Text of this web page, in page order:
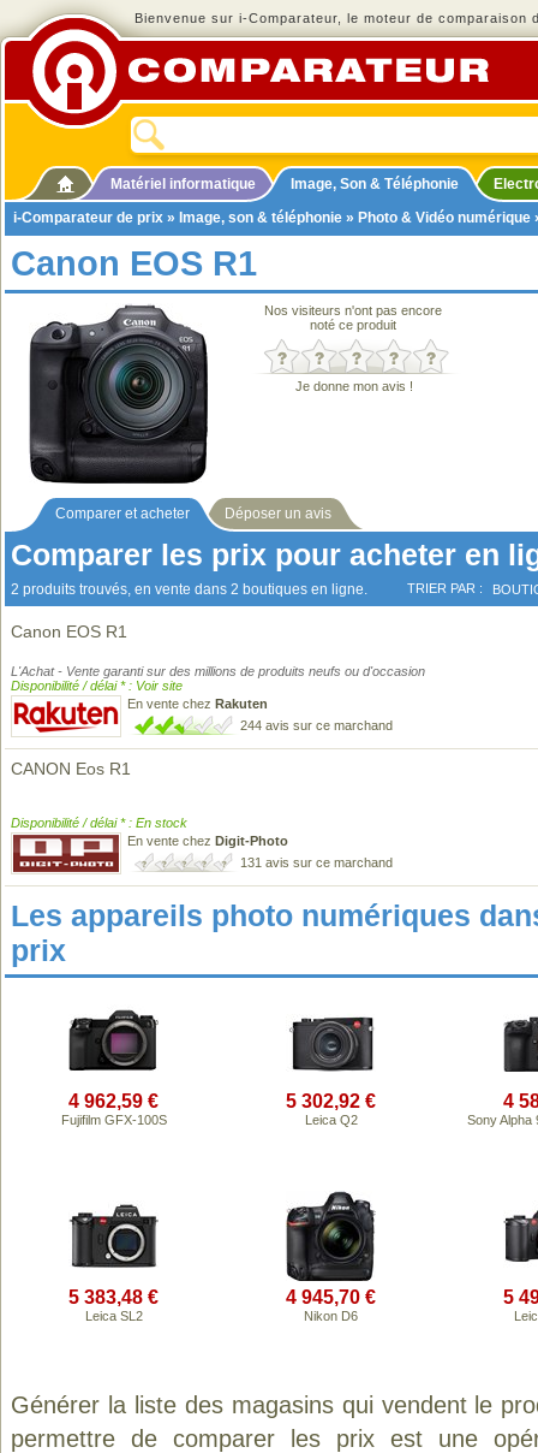
Bienvenue sur i-Comparateur, le moteur de comparaison
Matériel informatique Image, Son & Téléphonie
i-Comparateur de prix » Image, son & téléphonie » Photo & Vidéo numérique
Canon EOS R1
Nos visiteurs n'ont pas encore
noté ce produit
Je donne mon avis !
Comparer et acheter Déposer un avis
Comparer les prix pour acheter en
2 produits trouvés, en vente dans 2 boutiques en ligne. TRIER PAR :
Canon EOS R1
L'Achat - Vente garanti sur des millions de produits neufs ou d'occasion
Disponibilité / délai * : Voir site
En vente chez Rakuten
244 avis sur ce marchand
CANON Eos R1
Disponibilité / délai * : En stock
En vente chez Digit-Photo
131 avis sur ce marchand
Les appareils photo numériques
prix
4 962,59 €
Fujifilm GFX-100S
5 302,92 €
Leica Q2
4
Sony Alpha
5 383,48 €
Leica SL2
4 945,70 €
Nikon D6
5
Générer la liste des magasins qui vendent le
permettre de comparer les prix est une